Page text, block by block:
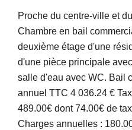
Proche du centre-ville et
Chambre en bail
deuxième étage d'une
d'une pièce principale
salle d'eau avec WC. Bail
annuel TTC 4 036.24 €
489.00€ dont 74.00€ de
Charges annuelles :